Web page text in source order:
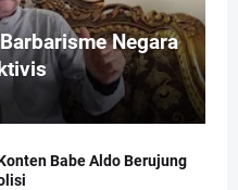
Negara
Babe Aldo Berujung